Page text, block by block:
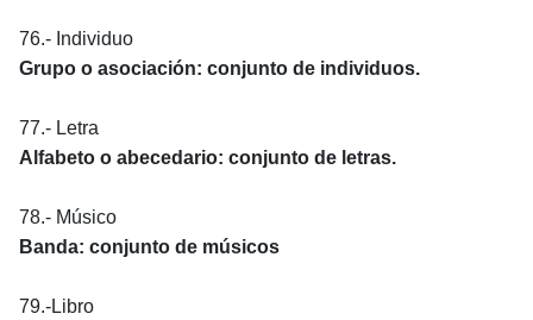
76.- Individuo
Grupo o asociación: conjunto de individuos.
77.- Letra
Alfabeto o abecedario: conjunto de letras.
78.- Músico
Banda: conjunto de músicos
79.-Libro